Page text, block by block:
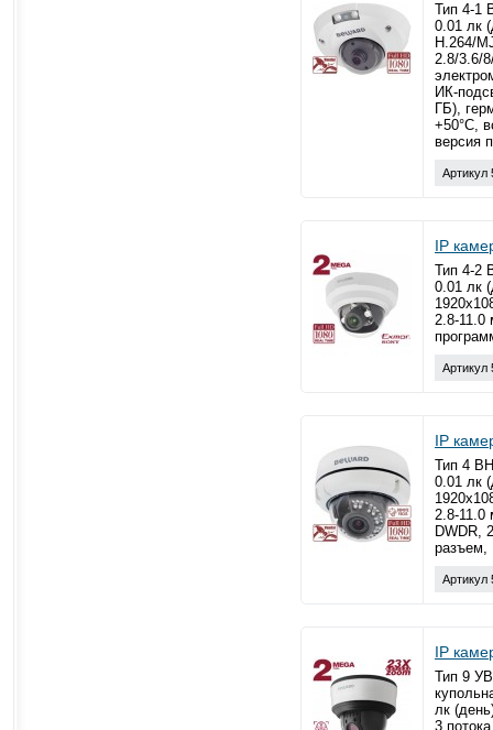
Тип 4-1
0.01 лк
Н.264/
2.8/3.6/
ИК-
ГБ),
+50°C,
версия
Артикул
IP
Тип 4-2
0.01 лк
2.8-11.0
Артикул
IP
Тип 4
0.01 лк
2.8-11.0
DWDR,
разъем,
Артикул
IP
Тип 9
лк
3